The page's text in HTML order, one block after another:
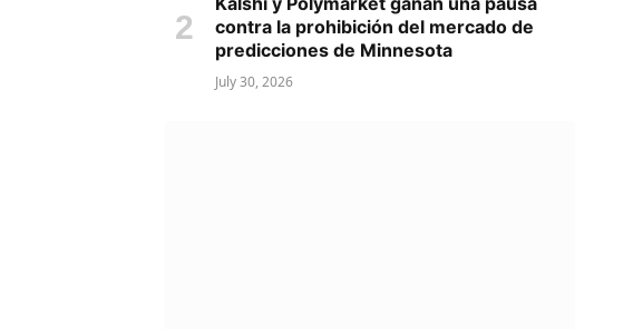
contra la prohibición del mercado de
predicciones de Minnesota
July 30, 2026